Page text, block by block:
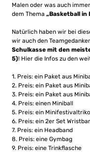
Malen oder was auch
dem Thema „Basketball in
Natürlich haben wir bei
wir auch den
Schulkasse mit den
5)! Hier die Infos zu den
1. Preis: ein Paket aus
2. Preis: ein Paket aus
3. Preis: ein Paket aus
4. Preis: einen Miniball
5. Preis: ein
6. Preis: ein 2er Set
7. Preis: ein Headband
8. Preis: eine Gymbag
9. Preis: eine Trinkflasche